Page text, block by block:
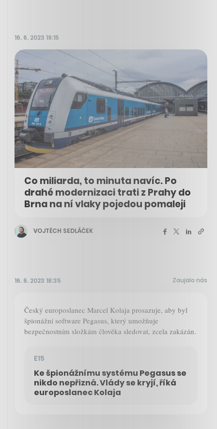
16. 6. 2023 19:15
Co miliarda, to minuta navíc. Po
drahé modernizaci trati z Prahy do
Brna na ní vlaky pojedou pomaleji
VOJTĚCH SEDLÁČEK
16. 6. 2023 18:35 Zaujalo nás
Český europoslanec Marcel Kolaja prosazuje, aby byl
špionážní software Pegasus, který umožňuje
bezpečnostním složkám člověka sledovat, zcela zakázán.
E15
Ke špionážnímu systému Pegasus se
nikdo nepřizná. Vlády se kryjí, říká
europoslanec Kolaja